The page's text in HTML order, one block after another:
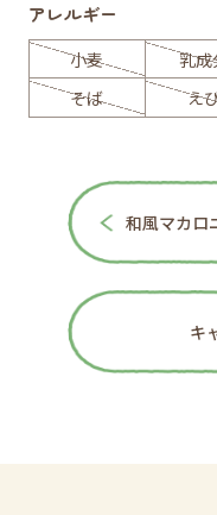
アレルギー
小麦 乳成
そば
え
和風マカロ
キ